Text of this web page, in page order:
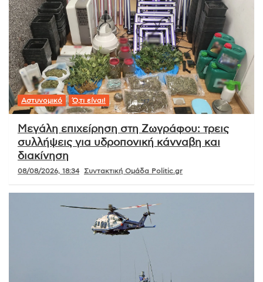
Αστυνομικό Ό,τι είναι!
Μεγάλη επιχείρηση στη Ζωγράφου: τρεις
συλλήψεις για υδροπονική κάνναβη και
διακίνηση
08/08/2026, 18:34 Συντακτική Ομάδα Politic.gr